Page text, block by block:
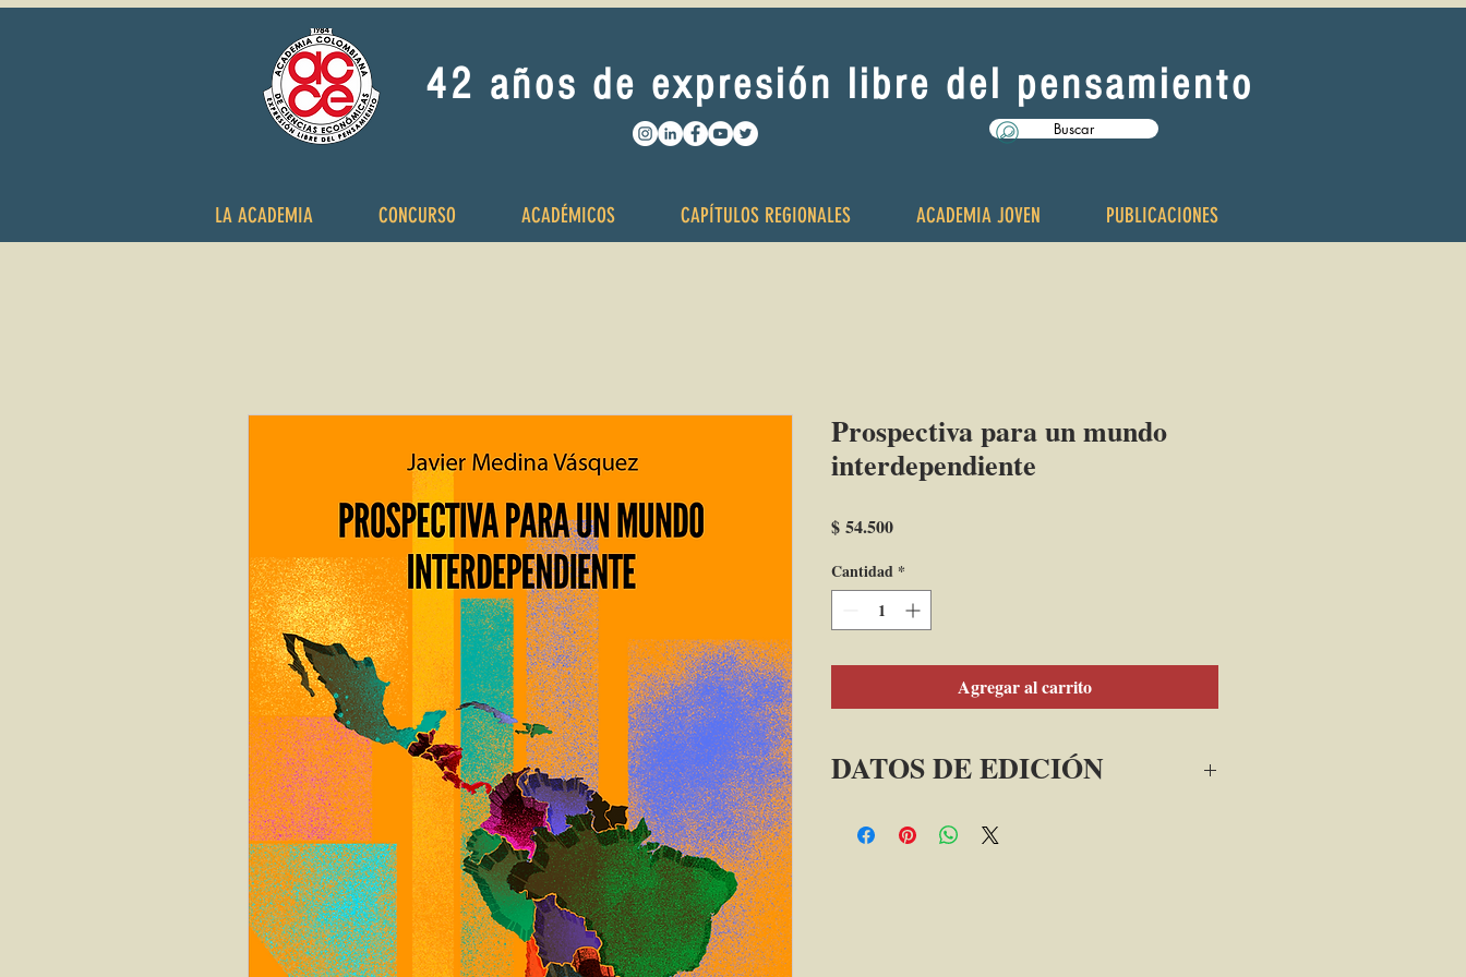
42 años de expresión libre del pensamiento
Buscar
LA ACADEMIA CONCURSO ACADÉMICOS CAPÍTULOS REGIONALES ACADEMIA JOVEN PUBLICACIONES
Prospectiva para un mundo
interdependiente
$ 54.500Precio
Cantidad *
Agregar al carrito
DATOS DE EDICIÓN
Prospectiva para un mundo interdependiente